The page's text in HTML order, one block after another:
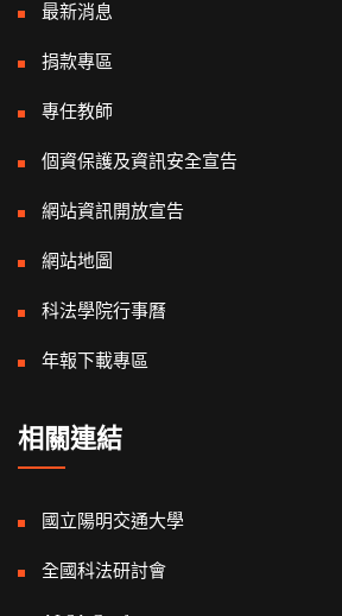
最新消息
捐款專區
專任教師
個資保護及資訊安全宣告
網站資訊開放宣告
網站地圖
科法學院行事曆
年報下載專區
相關連結
國立陽明交通大學
全國科法研討會